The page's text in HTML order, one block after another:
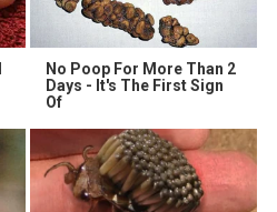
No Poop For More Than 2
Days - It's The First Sign
Of